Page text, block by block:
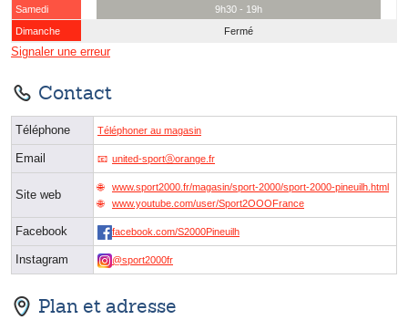
Samedi
9h30 - 19h
Dimanche
Fermé
Signaler une erreur
Contact
Téléphone Téléphoner au magasin
Email united-sportⓐorange.fr
Site web
www.sport2000.fr/magasin/sport-2000/sport-2000-pineuilh.html
www.youtube.com/user/Sport2OOOFrance
Facebook facebook.com/S2000Pineuilh
Instagram @sport2000fr
Plan et adresse